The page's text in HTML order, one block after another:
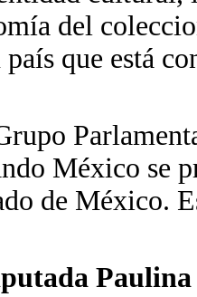
del
que está
México se
de México.